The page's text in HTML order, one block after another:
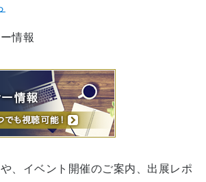
情報
、イベント開催のご案内、出展レポ